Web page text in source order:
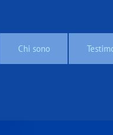
Chi sono